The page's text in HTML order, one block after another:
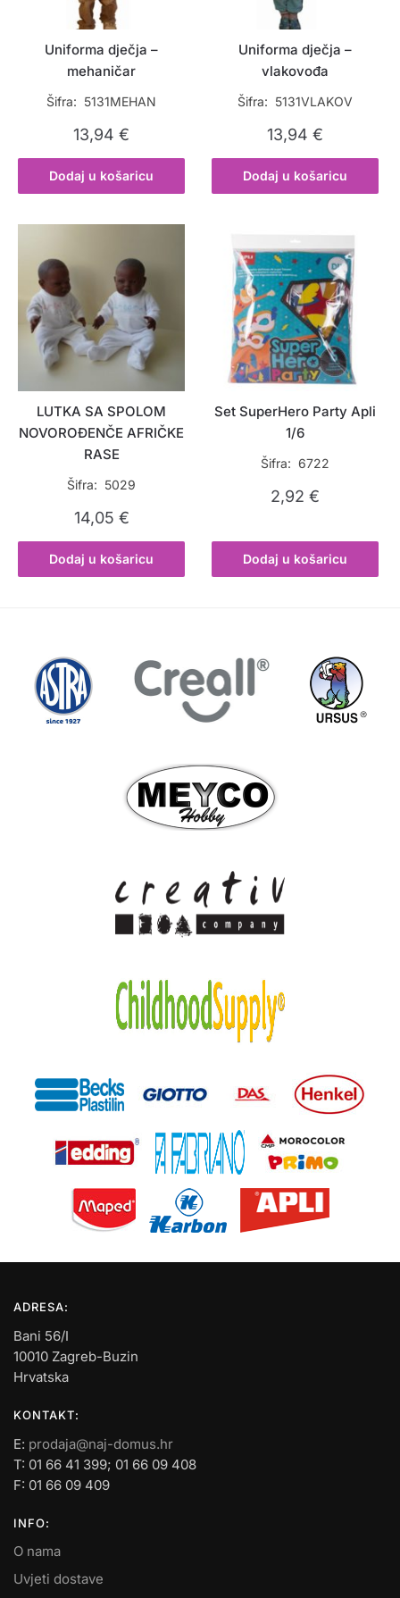
Uniforma dječja –
mehaničar
Šifra: 5131MEHAN
13,94€
Dodaj u košaricu
Uniforma dječja –
vlakovođa
Šifra: 5131VLAKOV
13,94€
Dodaj u košaricu
LUTKA SA SPOLOM
NOVOROĐENČE AFRIČKE
RASE
Šifra: 5029
14,05 €
Dodaj u košaricu
Set SuperHero Party Apli
1/6
Šifra: 6722
2,92€
Dodaj u košaricu
ADRESA:
Bani 56/I
10010 Zagreb-Buzin
Hrvatska
KONTAKT:
E: prodaja@naj-domus.hr
T: 01 66 41 399; 01 66 09 408
F: 01 66 09 409
INFO:
O nama
Uvjeti dostave